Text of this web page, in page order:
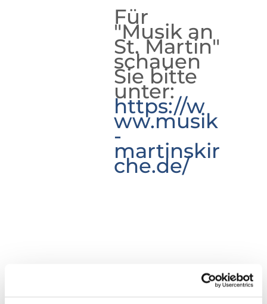
Für
"Musik an
St. Martin"
schauen
Sie bitte
unter:
https://w
ww.musik
-
martinskir
che.de/